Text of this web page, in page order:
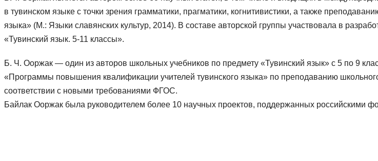
в тувинском языке с точки зрения грамматики, прагматики, когнитивистики, а также
языка» (М.: Языки славянских культур, 2014). В составе авторской группы участвовала в
«Тувинский язык. 5-11 классы».
Б. Ч. Ооржак — один из авторов школьных учебников по предмету «Тувинский язык» с 5 по 9
«Программы повышения квалификации учителей тувинского языка» по преподаванию
соответствии с новыми требованиями ФГОС.
Байлак Ооржак была руководителем более 10 научных проектов, поддержанных российскими